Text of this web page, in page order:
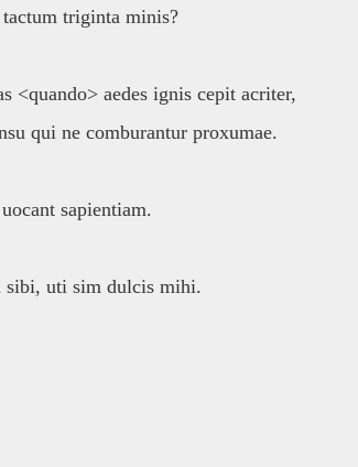
tactum triginta minis?
<quando> aedes ignis cepit acriter,
qui ne comburantur proxumae.
sapientiam.
sibi, uti sim dulcis mihi.